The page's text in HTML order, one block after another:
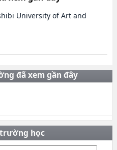
University of Art and
đã xem gần đây
học